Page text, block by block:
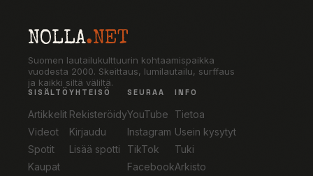
NOLLA.NET
Suomen lautailukulttuurin kohtaamispaikka
vuodesta 2000. Skeittaus, lumilautailu, surffaus
ja kaikki siltä väliltä.
SISÄLTÖ
Artikkelit
Videot
Spotit
Kaupat
YHTEISÖ
Rekisteröidy
Kirjaudu
Lisää spotti
SEURAA
YouTube
Instagram
TikTok
Facebook
INFO
Tietoa
Usein kysytyt
Tuki
Arkisto